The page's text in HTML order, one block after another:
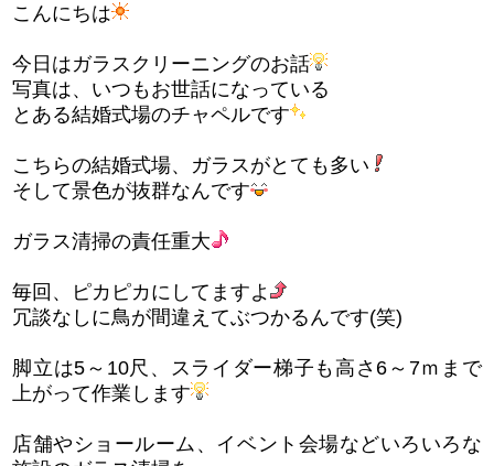
こんにちは
今日はガラスクリーニングのお話
写真は、いつもお世話になっている
とある結婚式場のチャペルです
こちらの結婚式場、ガラスがとても多い
そして景色が抜群なんです
ガラス清掃の責任重大
毎回、ピカピカにしてますよ
冗談なしに鳥が間違えてぶつかるんです(笑)
脚立は5～10尺、スライダー梯子も高さ6～7ｍまで
上がって作業します
店舗やショールーム、イベント会場などいろいろな